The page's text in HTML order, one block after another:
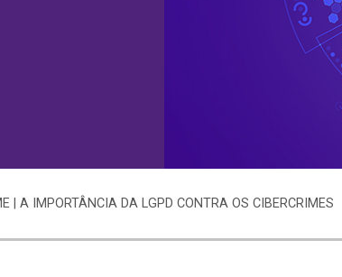
| A IMPORTÂNCIA DA LGPD CONTRA OS CIBERCRIMES